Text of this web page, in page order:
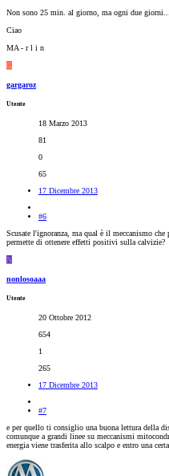
Non sono 25 min. al giorno, ma ogni due
Ciao
MA - r l i n
G
gargaroz
Utente
18 Marzo 2013
81
0
65
17 Dicembre 2013
#6
Scusate l'ignoranza, ma qual è il meccanismo
permette di ottenere effetti positivi sulla calvizie?
N
nonlosoaaa
Utente
20 Ottobre 2012
654
1
265
17 Dicembre 2013
#7
e per quello ti consiglio una buona lettura della
comunque a grandi linee su meccanismi
energia viene trasferita allo scalpo e entro una